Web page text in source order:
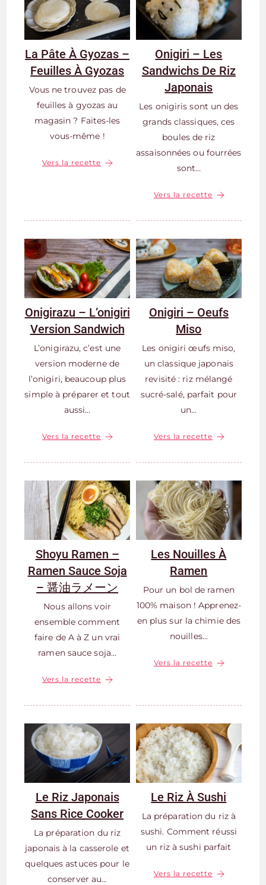
La Pâte À Gyozas –
Feuilles À Gyozas
Vous ne trouvez pas de
feuilles à gyozas au
magasin ? Faites-les
vous-même !
Vers la recette
Onigiri – Les
Sandwichs De Riz
Japonais
Les onigiris sont un des
grands classiques, ces
boules de riz
assaisonnées ou fourrées
sont…
Vers la recette
Onigirazu – L’onigiri
Version Sandwich
L’onigirazu, c’est une
version moderne de
l’onigiri, beaucoup plus
simple à préparer et tout
aussi…
Vers la recette
Onigiri – Oeufs
Miso
Les onigiri œufs miso,
un classique japonais
revisité : riz mélangé
sucré-salé, parfait pour
un…
Vers la recette
Shoyu Ramen –
Ramen Sauce Soja
– 醤油ラメーン
Nous allons voir
ensemble comment
faire de A à Z un vrai
ramen sauce soja…
Vers la recette
Les Nouilles À
Ramen
Pour un bol de ramen
100% maison ! Apprenez-
en plus sur la chimie des
nouilles…
Vers la recette
Le Riz Japonais
Sans Rice Cooker
La préparation du riz
japonais à la casserole et
quelques astuces pour le
conserver au…
Le Riz À Sushi
La préparation du riz à
sushi. Comment réussi
un riz à sushi parfait
Vers la recette